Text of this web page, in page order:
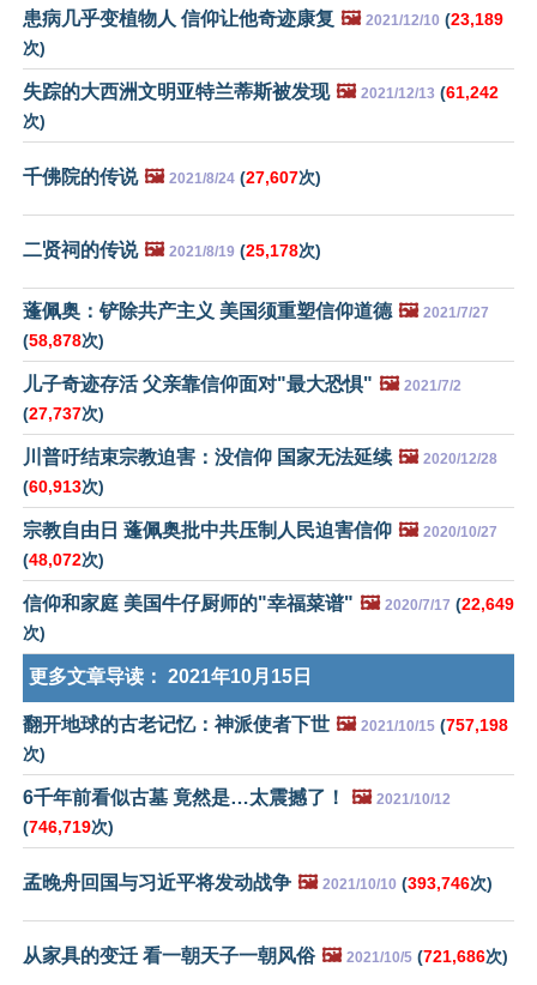
患病几乎变植物人 信仰让他奇迹康复 🖼️ 2021/12/10 (23,189
次)
失踪的大西洲文明亚特兰蒂斯被发现 🖼️ 2021/12/13 (61,242
次)
千佛院的传说 🖼️ 2021/8/24 (27,607次)
二贤祠的传说 🖼️ 2021/8/19 (25,178次)
蓬佩奥：铲除共产主义 美国须重塑信仰道德 🖼️ 2021/7/27
(58,878次)
儿子奇迹存活 父亲靠信仰面对"最大恐惧" 🖼️ 2021/7/2
(27,737次)
川普吁结束宗教迫害：没信仰 国家无法延续 🖼️ 2020/12/28
(60,913次)
宗教自由日 蓬佩奥批中共压制人民迫害信仰 🖼️ 2020/10/27
(48,072次)
信仰和家庭 美国牛仔厨师的"幸福菜谱" 🖼️ 2020/7/17 (22,649
次)
更多文章导读： 2021年10月15日
翻开地球的古老记忆：神派使者下世 🖼️ 2021/10/15 (757,198
次)
6千年前看似古墓 竟然是…太震撼了！ 🖼️ 2021/10/12
(746,719次)
孟晚舟回国与习近平将发动战争 🖼️ 2021/10/10 (393,746次)
从家具的变迁 看一朝天子一朝风俗 🖼️ 2021/10/5 (721,686次)